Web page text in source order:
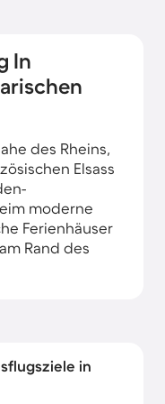
In
des Rheins,
Elsass
moderne
Ferienhäuser
Rand des
in